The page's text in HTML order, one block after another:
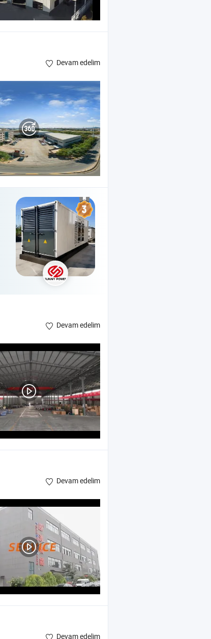
Devam edelim
Devam edelim
Devam edelim
Devam edelim